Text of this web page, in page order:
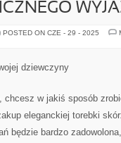
POSTED ON CZE - 29 - 2025
dziewczyny
chcesz w jakiś sposób
eleganckiej torebki
będzie bardzo